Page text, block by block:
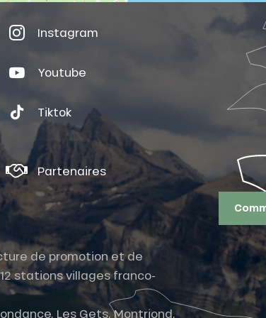
Instagram
Youtube
Tiktok
Partenaires
de promotion et de
stations villages franco-
Les Gets, Montriond,